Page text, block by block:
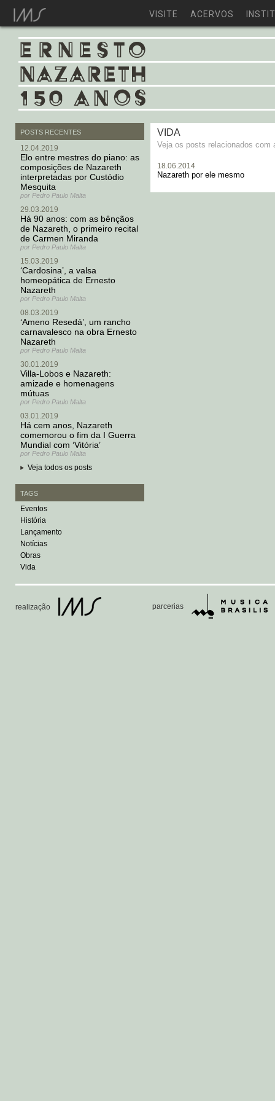
VISITE ACERVOS
POSTS RECENTES
12.04.2019
Elo entre mestres do piano: as
composições de Nazareth
interpretadas por Custódio
Mesquita
por Pedro Paulo Malta
29.03.2019
Há 90 anos: com as bênçãos
de Nazareth, o primeiro recital
de Carmen Miranda
por Pedro Paulo Malta
15.03.2019
‘Cardosina’, a valsa
homeopática de Ernesto
Nazareth
por Pedro Paulo Malta
08.03.2019
‘Ameno Resedá’, um rancho
carnavalesco na obra Ernesto
Nazareth
por Pedro Paulo Malta
30.01.2019
Villa-Lobos e Nazareth:
amizade e homenagens
mútuas
por Pedro Paulo Malta
03.01.2019
Há cem anos, Nazareth
comemorou o fim da I Guerra
Mundial com ‘Vitória’
por Pedro Paulo Malta
Veja todos os posts
TAGS
Eventos
História
Lançamento
Notícias
Obras
Vida
VIDA
Veja os posts relacionados com
18.06.2014
Nazareth por ele mesmo
realização parcerias